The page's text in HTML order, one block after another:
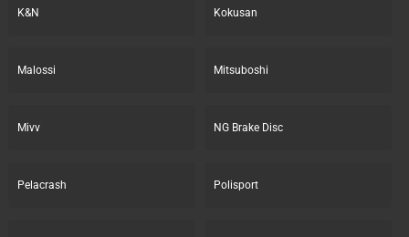
K&N Kokusan
Malossi Mitsuboshi
Mivv NG Brake Disc
Pelacrash Polisport